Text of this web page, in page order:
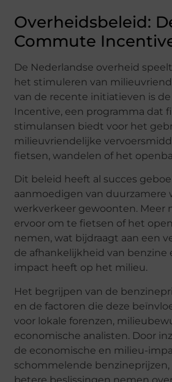
Overheidsbeleid:
Commute
De Nederlandse overheid
het stimuleren van
van de recente initiatieven is
Incentive, een programma dat
stimulansen biedt voor het
milieuvriendelijke
fietsen, wandelen of het
Dit beleid heeft al succes
aanmoedigen van duurzamere
werkverkeer gewoonten. Meer
ervoor om te fietsen of het
nemen, wat bijdraagt aan een
de afhankelijkheid van benzine
impact heeft op het milieu.
Het begrijpen van de
en de factoren die deze
voor lokale forenzen,
economische analisten. Door
de economische en milieu-
schommelende
betere beslissingen nemen